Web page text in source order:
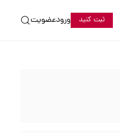
ثبت کنید ورودعضویت